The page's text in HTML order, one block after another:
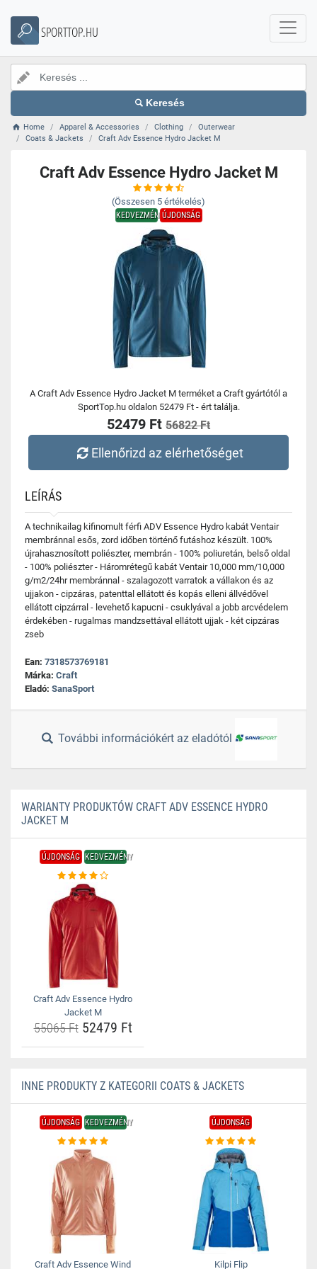
SPORTTOP.HU
Keresés
Home Apparel & Accessories Clothing
Outerwear
Coats & Jackets
Craft Adv Essence Hydro Jacket M
Craft Adv Essence Hydro Jacket M
(Összesen 5 értékelés)
KEDVEZMÉNYÚJDONSÁG
A Craft Adv Essence Hydro Jacket M terméket a Craft gyártótól a
SportTop.hu oldalon 52479 Ft - ért találja.
52479 Ft 56822 Ft
Ellenőrizd az elérhetőséget
LEÍRÁS
A technikailag kifinomult férfi ADV Essence Hydro kabát Ventair
membránnal esős, zord időben történő futáshoz készült. 100%
újrahasznosított poliészter, membrán - 100% poliuretán, belső oldal
- 100% poliészter - Háromrétegű kabát Ventair 10,000 mm/10,000
g/m2/24hr membránnal - szalagozott varratok a vállakon és az
ujjakon - cipzáras, patenttal ellátott és kopás elleni állvédővel
ellátott cipzárral - levehető kapucni - csuklyával a jobb arcvédelem
érdekében - rugalmas mandzsettával ellátott ujjak - két cipzáras
zseb
Ean: 7318573769181
Márka: Craft
Eladó: SanaSport
További információkért az eladótól
WARIANTY PRODUKTÓW CRAFT ADV ESSENCE HYDRO
JACKET M
ÚJDONSÁG KEDVEZMÉNY
Craft Adv Essence Hydro
Jacket M
55065 Ft52479 Ft
INNE PRODUKTY Z KATEGORII COATS & JACKETS
ÚJDONSÁG KEDVEZMÉNY
Craft Adv Essence Wind
ÚJDONSÁG
Kilpi Flip